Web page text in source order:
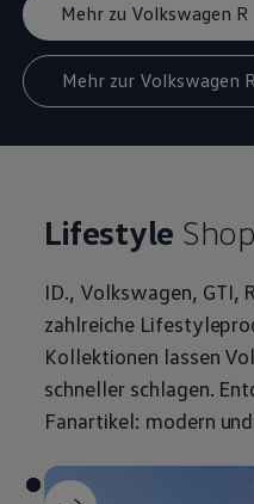
Mehr zu Volkswagen R
Mehr zur Volkswagen
Lifestyle Shop
ID., Volkswagen, GTI,
zahlreiche
Kollektionen lassen
schneller schlagen.
Fanartikel: modern